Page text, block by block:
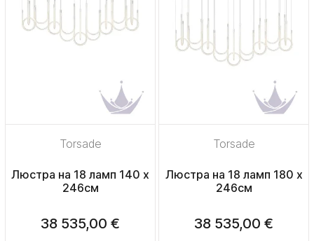
Torsade
Люстра на 18 ламп 140 х
246см
38 535,00 €
Torsade
Люстра на 18 ламп 180 х
246см
38 535,00 €